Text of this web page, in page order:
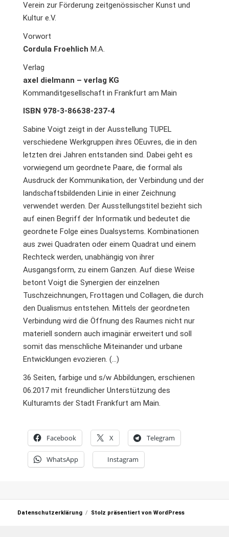
Verein zur Förderung zeitgenössischer Kunst und
Kultur e.V.
Vorwort
Cordula Froehlich M.A.
Verlag
axel dielmann – verlag KG
Kommanditgesellschaft in Frankfurt am Main
ISBN 978-3-86638-237-4
Sabine Voigt zeigt in der Ausstellung TUPEL
verschiedene Werkgruppen ihres OEuvres, die in den
letzten drei Jahren entstanden sind. Dabei geht es
vorwiegend um geordnete Paare, die formal als
Ausdruck der Kommunikation, der Verbindung und der
landschaftsbildenden Linie in einer Zeichnung
verwendet werden. Der Ausstellungstitel bezieht sich
auf einen Begriff der Informatik und bedeutet die
geordnete Folge eines Dualsystems. Kombinationen
aus zwei Quadraten oder einem Quadrat und einem
Rechteck werden, unabhängig von ihrer
Ausgangsform, zu einem Ganzen. Auf diese Weise
betont Voigt die Synergien der einzelnen
Tuschzeichnungen, Frottagen und Collagen, die durch
den Dualismus entstehen. Mittels der geordneten
Verbindung wird die Öffnung des Raumes nicht nur
materiell sondern auch imaginär erweitert und soll
somit das menschliche Miteinander und urbane
Entwicklungen evozieren. (…)
36 Seiten, farbige und s/w Abbildungen, erschienen
06.2017 mit freundlicher Unterstützung des
Kulturamts der Stadt Frankfurt am Main.
Facebook X Telegram
WhatsApp Instagram
Datenschutzerklärung Stolz präsentiert von WordPress